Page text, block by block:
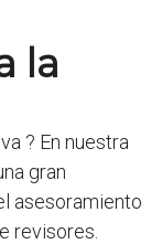
la
? En nuestra
gran
asesoramiento
revisores.